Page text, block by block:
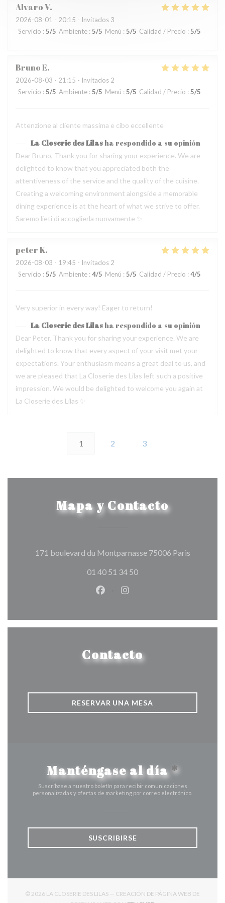
AlvaroV
2026-08-01 - 20:15 - Invitados 3
Servicio : 5/5 Ambiente : 5/5 Menú : 5/5 Calidad / Precio : 5/5
BrunoE
2026-08-03 - 21:15 - Invitados 2
Servicio : 5/5 Ambiente : 5/5 Menú : 5/5 Calidad / Precio : 5/5
Attenzione al cliente massima e cibo eccellente
La Closerie des Lilasha respondido a su opinión
Dear Bruno, Thank you for sharing your experience. We are
delighted to know that you appreciated both the
attentiveness of the service and the quality of the cuisine.
Creating a welcoming environment alongside a memorable
dining experience is at the heart of what we strive to offer.
Saremo lieti di accoglierla nuovamente ✨
peterK
2026-08-03 - 19:45 - Invitados 2
Servicio : 5/5 Ambiente : 4/5 Menú : 5/5 Calidad / Precio : 4/5
Very superior in every way! Eager to return!
La Closerie des Lilasha respondido a su opinión
Dear Peter, Thank you for sharing your experience. We are
delighted to know that every aspect of your visit met your
expectations. Your enthusiasm means a great deal to us, and
we are pleased that La Closerie des Lilas left such a positive
impression. We would be delighted to welcome you again at
La Closerie des Lilas ✨
1 2 3
Mapa y Contacto
171 boulevard du Montparnasse 75006 Paris((abre en
01 40 51 34 50
Facebook ((abre en una nueva
Instagram ((abre en una
Contacto
RESERVAR UNA MESA
Manténgase al día*
Suscríbase a nuestro boletín para recibir comunicaciones
personalizadas y ofertas de marketing por correo electrónico.
SUSCRIBIRSE
© 2026 LA CLOSERIE DES LILAS — CREACIÓN DE PÁGINA WEB DE